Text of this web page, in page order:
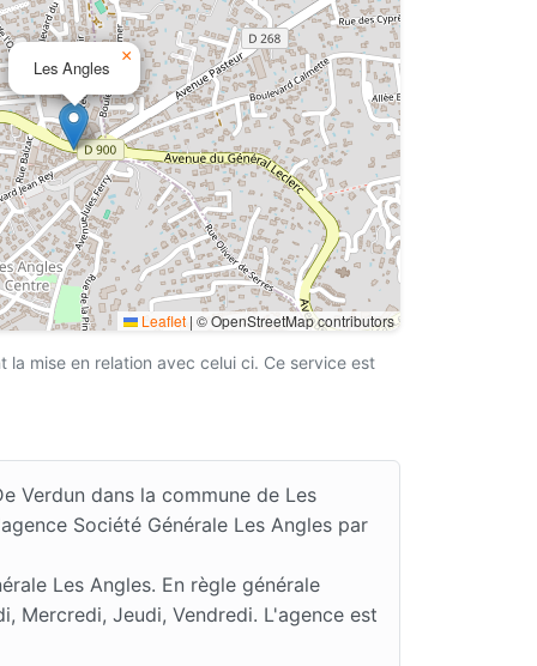
Les Angles
×
Leaflet | © OpenStreetMap contributors
mise en relation avec celui ci. Ce service est
Verdun dans la commune de Les
Société Générale Les Angles par
Les Angles. En règle générale
Mercredi, Jeudi, Vendredi. L'agence est